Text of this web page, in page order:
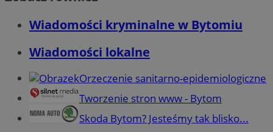
Wiadomości kryminalne w Bytomiu
Wiadomości lokalne
Orzeczenie sanitarno-epidemiologiczne
Tworzenie stron www - Bytom
Skoda Bytom? Jesteśmy tak blisko...